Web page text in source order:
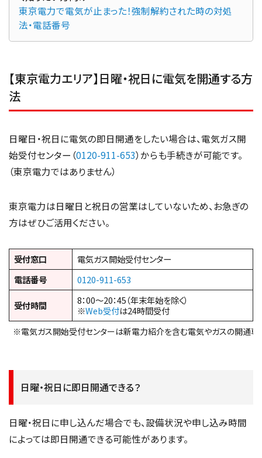
東京電力で電気が止まった！強制解約された時の対処
法・電話番号
【東京電力エリア】日曜・祝日に電気を開通する方
法
日曜日・祝日に電気の即日開通をしたい場合は、電気ガス開
始受付センター（0120-911-653）からも手続きが可能です。
（東京電力ではありません）
東京電力は日曜日と祝日の営業はしていないため、お急ぎの
方はぜひご活用ください。
受付窓口
電気ガス開始受付センター
電話番号
0120-911-653
受付時間
8：00～20：45（年末年始を除く）
※Web受付は24時間受付
※電気ガス開始受付センターは新電力紹介を含む電気やガスの開通専
日曜・祝日に即日開通できる？
日曜・祝日に申し込んだ場合でも、設備状況や申し込み時間
によっては即日開通できる可能性があります。